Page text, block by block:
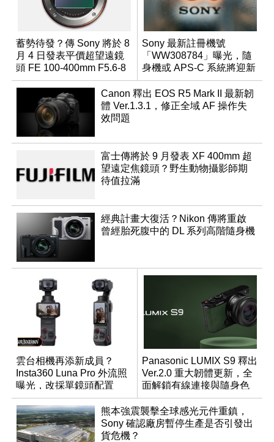
蓄勢待發？傳 Sony 將於 8
月 4 日發表平價超望遠鏡
頭 FE 100-400mm F5.6-8
Sony 最新註冊機號
「WW308784」曝光，隨
身機或 APS-C 系統將迎新
成員？
Canon 釋出 EOS R5 Mark II 最新韌
體 Ver.1.3.1，修正全域 AF 操作失
效問題
富士傳將於 9 月發表 XF 400mm 超
望遠定焦鏡頭？野生動物攝影師期
待值拉滿
經典計畫大復活？Nikon 傳將重啟
曾經胎死腹中的 DL 系列高階隨身機
雲台相機再添新成員？
Insta360 Luna Pro 外流照
曝光，改採單鏡頭配置
Panasonic LUMIX S9 釋出
Ver.2.0 重大韌體更新，全
面解鎖有線連接與隨身色
調編輯
熊本強震襲擊全球感光元件重鎮，
Sony 確認廠房暫停生產是否引發出
貨危機？